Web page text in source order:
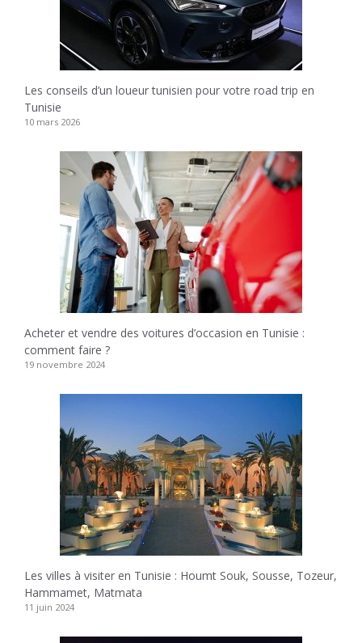
Les conseils d’un loueur tunisien pour votre road trip en
Tunisie
10 mars 2026
Acheter et vendre des voitures d’occasion en Tunisie :
comment faire ?
19 novembre 2024
Les villes à visiter en Tunisie : Houmt Souk, Sousse, Tozeur,
Hammamet, Matmata
11 juin 2024